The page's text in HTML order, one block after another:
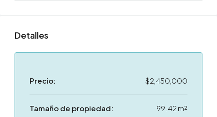
Detalles
Precio: $2,450,000
Tamaño de propiedad: 99.42 m²